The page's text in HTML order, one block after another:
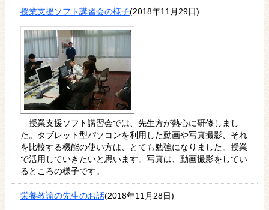
授業支援ソフト講習会の様子(2018年11月29日)
授業支援ソフト講習会では、先生方が熱心に研修しまし
た。タブレット型パソコンを利用した動画や写真撮影、それ
を比較する機能の使い方は、とても勉強になりました。授業
で活用していきたいと思います。写真は、動画撮影をしてい
るところの様子です。
栄養教諭の先生のお話(2018年11月28日)